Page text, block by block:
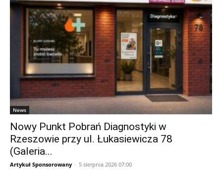
News
Nowy Punkt Pobrań Diagnostyki w
Rzeszowie przy ul. Łukasiewicza 78
(Galeria...
Artykuł Sponsorowany - 5 sierpnia 2026 07:00